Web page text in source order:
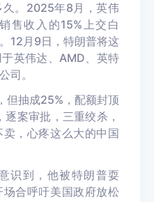
。2025年8月，英伟
售收入的15%上交白
12月9日，特朗普将这
英伟达、AMD、英特
司。
但抽成25%，配额封顶
逐案审批，三重绞杀，
，心疼这么大的中国
识到，他被特朗普耍
合呼吁美国政府放松